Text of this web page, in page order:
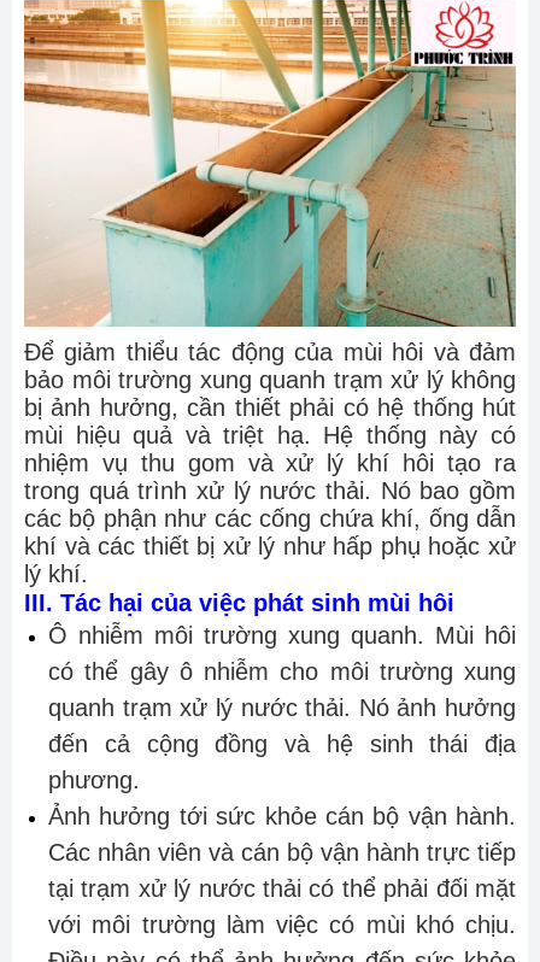
Để giảm thiểu tác động của mùi hôi và đảm
bảo môi trường xung quanh trạm xử lý không
bị ảnh hưởng, cần thiết phải có hệ thống hút
mùi hiệu quả và triệt hạ. Hệ thống này có
nhiệm vụ thu gom và xử lý khí hôi tạo ra
trong quá trình xử lý nước thải. Nó bao gồm
các bộ phận như các cống chứa khí, ống dẫn
khí và các thiết bị xử lý như hấp phụ hoặc xử
lý khí.
III. Tác hại của việc phát sinh mùi hôi
Ô nhiễm môi trường xung quanh. Mùi hôi
có thể gây ô nhiễm cho môi trường xung
quanh trạm xử lý nước thải. Nó ảnh hưởng
đến cả cộng đồng và hệ sinh thái địa
phương.
Ảnh hưởng tới sức khỏe cán bộ vận hành.
Các nhân viên và cán bộ vận hành trực tiếp
tại trạm xử lý nước thải có thể phải đối mặt
với môi trường làm việc có mùi khó chịu.